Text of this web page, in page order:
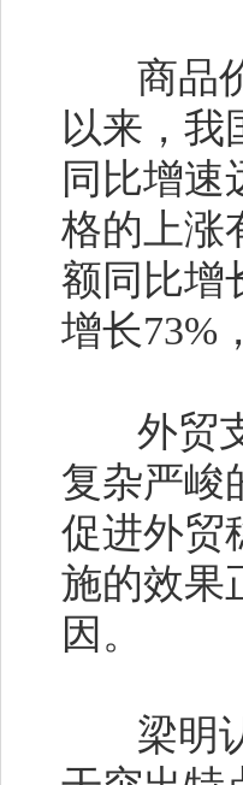
商品价
以来，我
同比增速
格的上涨
额同比增
增长73%
外贸支
复杂严峻
促进外贸
施的效果
因。
梁明认